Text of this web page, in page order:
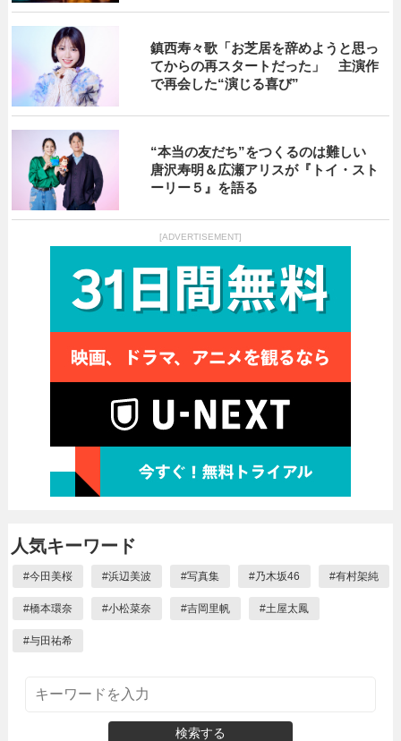
鎮西寿々歌「お芝居を辞めようと思っ
てからの再スタートだった」 主演作
で再会した“演じる喜び”
“本当の友だち”をつくるのは難しい
唐沢寿明＆広瀬アリスが『トイ・スト
ーリー５』を語る
[ADVERTISEMENT]
人気キーワード
#今田美桜 #浜辺美波 #写真集 #乃木坂46 #有村架純
#橋本環奈 #小松菜奈 #吉岡里帆 #土屋太鳳
#与田祐希
検索する